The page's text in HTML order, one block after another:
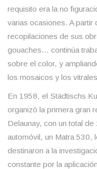
requisito era la no
varias ocasiones. A
recopilaciones de sus
gouaches… continúa
sobre el color, y
los mosaicos y los
En 1958, el Städtischs
organizó la primera gran
Delaunay, con un total
automóvil, un Matra 530,
destinaron a la
constante por la